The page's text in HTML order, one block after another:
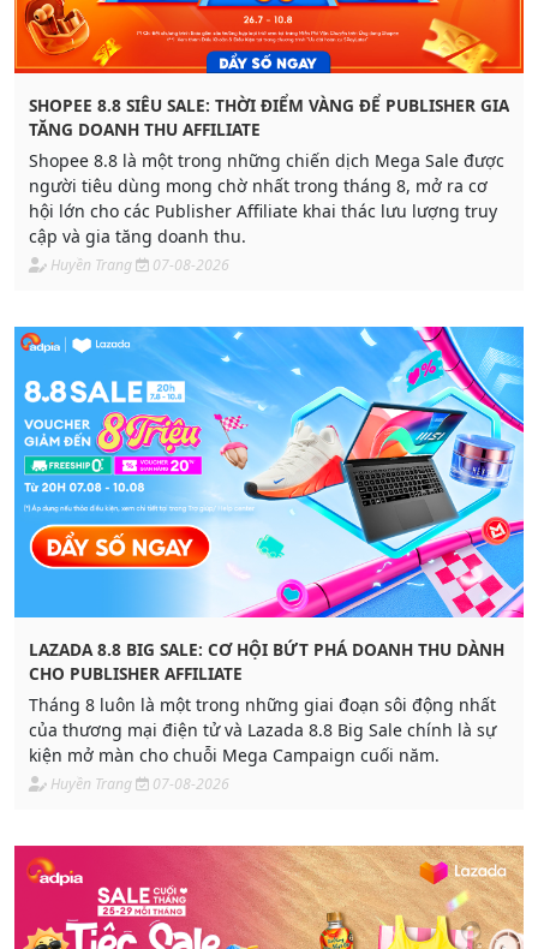
SHOPEE 8.8 SIÊU SALE: THỜI ĐIỂM VÀNG ĐỂ PUBLISHER GIA
TĂNG DOANH THU AFFILIATE
Shopee 8.8 là một trong những chiến dịch Mega Sale được
người tiêu dùng mong chờ nhất trong tháng 8, mở ra cơ
hội lớn cho các Publisher Affiliate khai thác lưu lượng truy
cập và gia tăng doanh thu.
Huyền Trang 07-08-2026
LAZADA 8.8 BIG SALE: CƠ HỘI BỨT PHÁ DOANH THU DÀNH
CHO PUBLISHER AFFILIATE
Tháng 8 luôn là một trong những giai đoạn sôi động nhất
của thương mại điện tử và Lazada 8.8 Big Sale chính là sự
kiện mở màn cho chuỗi Mega Campaign cuối năm.
Huyền Trang 07-08-2026